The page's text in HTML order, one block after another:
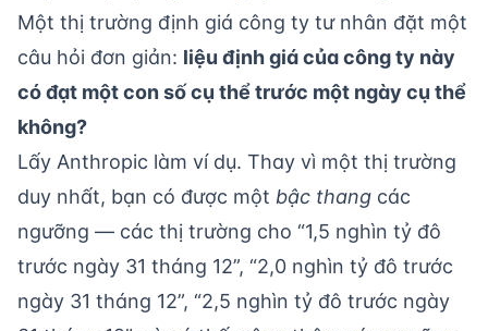
Một thị trường định giá công ty tư nhân đặt một
câu hỏi đơn giản: liệu định giá của công ty này
có đạt một con số cụ thể trước một ngày cụ thể
không?
Lấy Anthropic làm ví dụ. Thay vì một thị trường
duy nhất, bạn có được một bậc thang các
ngưỡng — các thị trường cho “1,5 nghìn tỷ đô
trước ngày 31 tháng 12”, “2,0 nghìn tỷ đô trước
ngày 31 tháng 12”, “2,5 nghìn tỷ đô trước ngày